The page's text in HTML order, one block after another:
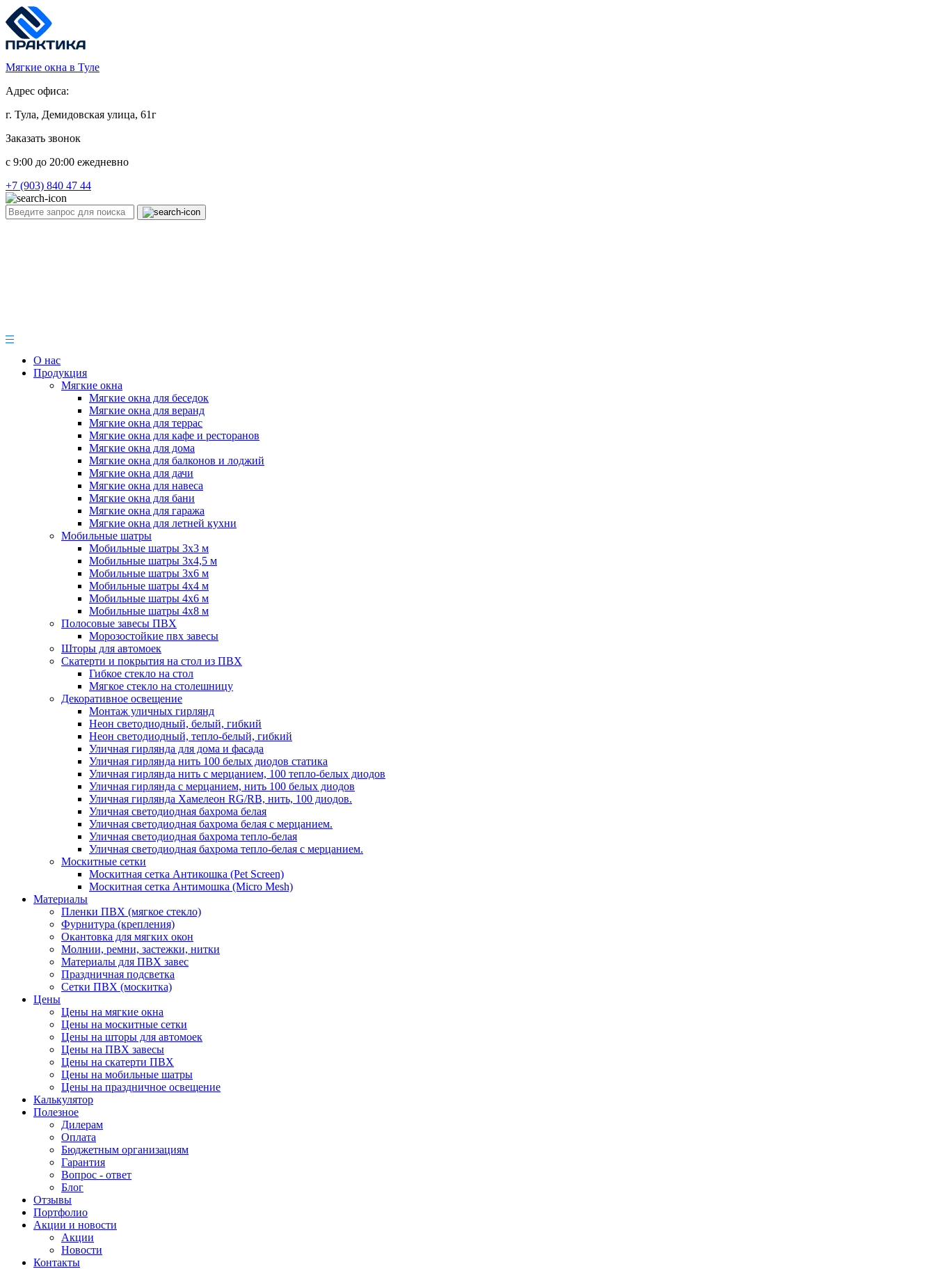
Мягкие окна в Туле
Адрес офиса:
г. Тула, Демидовская улица, 61г
Заказать звонок
c 9:00 до 20:00 ежедневно
+7 (903) 840 47 44
О нас
Продукция
Мягкие окна
Мягкие окна для беседок
Мягкие окна для веранд
Мягкие окна для террас
Мягкие окна для кафе и ресторанов
Мягкие окна для дома
Мягкие окна для балконов и лоджий
Мягкие окна для дачи
Мягкие окна для навеса
Мягкие окна для бани
Мягкие окна для гаража
Мягкие окна для летней кухни
Мобильные шатры
Мобильные шатры 3х3 м
Мобильные шатры 3х4,5 м
Мобильные шатры 3х6 м
Мобильные шатры 4х4 м
Мобильные шатры 4х6 м
Мобильные шатры 4х8 м
Полосовые завесы ПВХ
Морозостойкие пвх завесы
Шторы для автомоек
Скатерти и покрытия на стол из ПВХ
Гибкое стекло на стол
Мягкое стекло на столешницу
Декоративное освещение
Монтаж уличных гирлянд
Неон светодиодный, белый, гибкий
Неон светодиодный, тепло-белый, гибкий
Уличная гирлянда для дома и фасада
Уличная гирлянда нить 100 белых диодов статика
Уличная гирлянда нить с мерцанием, 100 тепло-белых диодов
Уличная гирлянда с мерцанием, нить 100 белых диодов
Уличная гирлянда Хамелеон RG/RB, нить, 100 диодов.
Уличная светодиодная бахрома белая
Уличная светодиодная бахрома белая с мерцанием.
Уличная светодиодная бахрома тепло-белая
Уличная светодиодная бахрома тепло-белая с мерцанием.
Москитные сетки
Москитная сетка Антикошка (Pet Screen)
Москитная сетка Антимошка (Micro Mesh)
Материалы
Пленки ПВХ (мягкое стекло)
Фурнитура (крепления)
Окантовка для мягких окон
Молнии, ремни, застежки, нитки
Материалы для ПВХ завес
Праздничная подсветка
Сетки ПВХ (москитка)
Цены
Цены на мягкие окна
Цены на москитные сетки
Цены на шторы для автомоек
Цены на ПВХ завесы
Цены на скатерти ПВХ
Цены на мобильные шатры
Цены на праздничное освещение
Калькулятор
Полезное
Дилерам
Оплата
Бюджетным организациям
Гарантия
Вопрос - ответ
Блог
Отзывы
Портфолио
Акции и новости
Акции
Новости
Контакты